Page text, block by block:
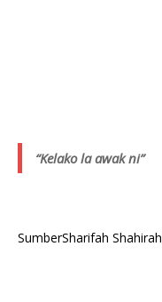
“Kelako la awak ni”
SumberSharifah Shahirah